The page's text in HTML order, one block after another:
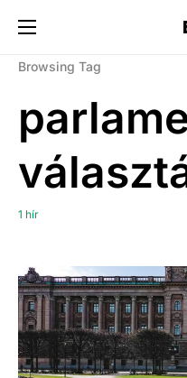
Browsing Tag
1 hír